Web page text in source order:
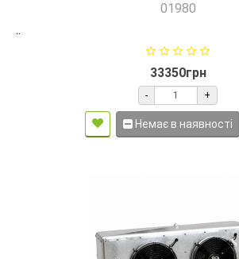
01980
..
33350грн
- +
Немає в наявності